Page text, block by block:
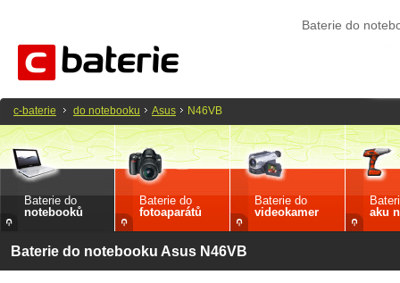
Baterie do
Baterie do
notebooků
Baterie do
fotoaparátů
Baterie do
videokamer
aku
Baterie do notebooku Asus N46VB
c-baterie do notebooku Asus N46VB